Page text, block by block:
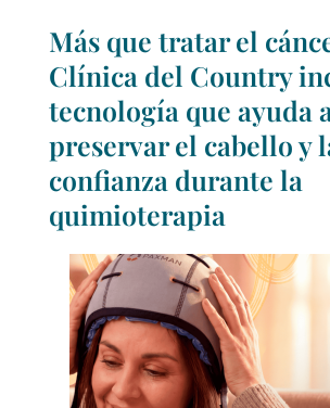
Más que tratar el
Clínica del Country
tecnología que ayuda a
preservar el cabello y
confianza durante la
quimioterapia